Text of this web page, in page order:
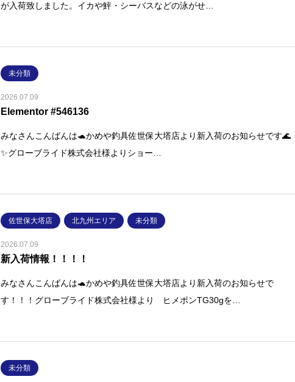
が入荷致しました。イカや鮃・シーバスなどの泳がせ…
未分類
2026.07.09
Elementor #546136
みなさんこんばんは🐢かめや釣具佐世保大塔店より新入荷のお知らせです🌊
✨グローブライド株式会社様よりショー…
佐世保大塔店 北九州エリア 未分類
2026.07.09
新入荷情報！！！！
みなさんこんばんは🐢かめや釣具佐世保大塔店より新入荷のお知らせで
す！！！グローブライド株式会社様より ヒメポンTG30gを…
未分類